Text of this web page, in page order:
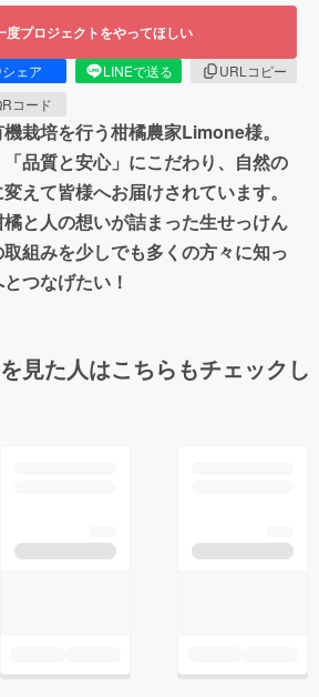
度プロジェクトをやってほしい
シェア LINEで送る
URLコピー
コード
栽培を行う柑橘農家Limone様。
品質と安心」にこだわり、自然の
えて皆様へお届けされています。
と人の想いが詰まった生せっけん
組みを少しでも多くの方々に知っ
つなげたい！
見た人はこちらもチェックし